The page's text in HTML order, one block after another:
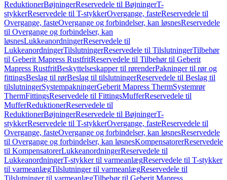
ReduktionerBøjningerReservedele til BøjningerT-
stykkerReservedele til T-stykkerOvergange, fasteReservedele til
Overgange, fasteOvergange og forbindelser, kan løsnesReservedele
til Overgange og forbindelser, kan
løsnesLukkeanordningerReservedele til
LukkeanordningerTilslutningerReservedele til TilslutningerTilbehør
til Geberit Mapress RustfritReservedele til Tilbehør til Geberit
Mapress RustfritBeskyttelseskapper til rørenderPakninger til rør og
fittingsBeslag til rørBeslag til tilslutningerReservedele til Beslag til
tilslutningerSystempakningerGeberit Mapress ThermSystemrør
ThermFittingsReservedele til FittingsMufferReservedele til
MufferReduktionerReservedele til
ReduktionerBøjningerReservedele til BøjningerT-
stykkerReservedele til T-stykkerOvergange, fasteReservedele til
Overgange, fasteOvergange og forbindelser, kan løsnesReservedele
til Overgange og forbindelser, kan løsnesKompensatorerReservedele
til KompensatorerLukkeanordningerReservedele til
LukkeanordningerT-stykker til varmeanlægReservedele til T-stykker
til varmeanlægTilslutninger til varmeanlægReservedele til
Tilslutninger til varmeanlægTilbehør til Geberit Mapress